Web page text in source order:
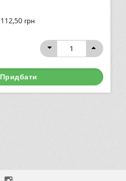
112,50 грн
Придбати